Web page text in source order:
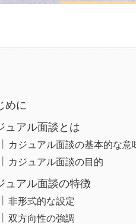
めに
ュアル面談とは
カジュアル面談の基本的な意
カジュアル面談の目的
ュアル面談の特徴
非形式的な設定
双方向性の強調